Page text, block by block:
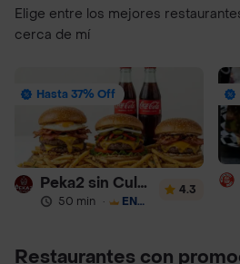
Elige entre los mejores
cerca de mí
Hasta 37% Off
Peka2 sin Culpa Lourdes
50 min · ENVÍO GRATIS
4.3
Restaurantes con